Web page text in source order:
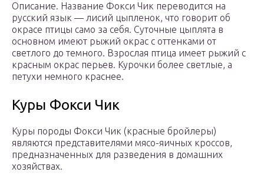
Описание. Название Фокси Чик переводится на
русский язык — лисий цыпленок, что говорит об
окрасе птицы само за себя. Суточные цыплята в
основном имеют рыжий окрас с оттенками от
светлого до темного. Взрослая птица имеет рыжий с
красным окрас перьев. Курочки более светлые, а
петухи немного краснее.
Куры Фокси Чик
Куры породы Фокси Чик (красные бройлеры)
являются представителями мясо-яичных кроссов,
предназначенных для разведения в домашних
хозяйствах.